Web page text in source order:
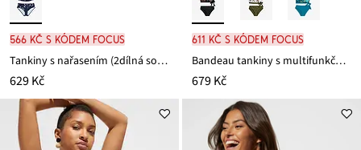
566 Kč s kódem FOCUS
Tankiny s nařasením (2dílná souprava)
629 Kč
611 Kč s kódem FOCUS
Bandeau tankiny s multifunkčními ramínky (2dílná souprava)
679 Kč